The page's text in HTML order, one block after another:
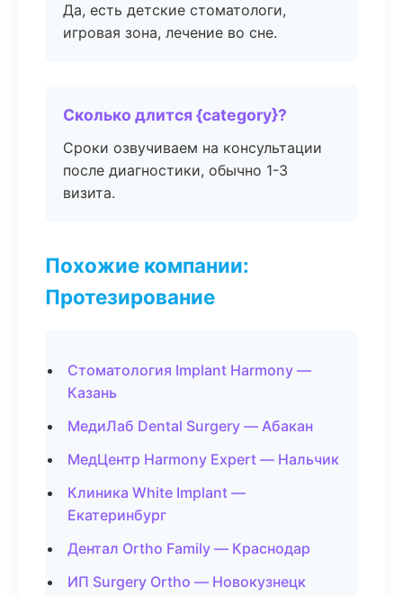
Да, есть детские стоматологи,
игровая зона, лечение во сне.
Сколько длится {category}?
Сроки озвучиваем на консультации
после диагностики, обычно 1-3
визита.
Похожие компании:
Протезирование
Стоматология Implant Harmony —
Казань
МедиЛаб Dental Surgery — Абакан
МедЦентр Harmony Expert — Нальчик
Клиника White Implant —
Екатеринбург
Дентал Ortho Family — Краснодар
ИП Surgery Ortho — Новокузнецк